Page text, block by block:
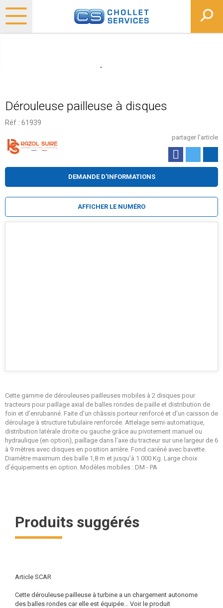
Dérouleuse pailleuse à disques
Réf : 61939
partager l'article
Cette gamme de dérouleuses pailleuses mobiles à 2 disques pour
tracteurs pour paillage axial de balles rondes de paille et distribution de
foin et d’enrubanné. Faite d’un châssis porteur renforcé et d’un caisson de
déroulage à structure tubulaire renforcée. Attelage semi-automatique,
distribution latérale droite ou gauche grâce au pivotement manuel ou
hydraulique (en option), paillage dans l'axe du tracteur sur une largeur de 6
à 9 mètres avec disques en position arrière. Fond caréné avec bavette.
Diamètre maximum des balle 1,8 m et jusqu’à 1 000 Kg. Large choix
d’équipements en option. Modèles mobiles : DM - PA
DEMANDE D'INFORMATIONS
AFFICHER LE NUMÉRO
Produits suggérés
Article SCAR
Cette dérouleuse pailleuse à turbine a un chargement autonome
des balles rondes car elle est équipée... Voir le produit